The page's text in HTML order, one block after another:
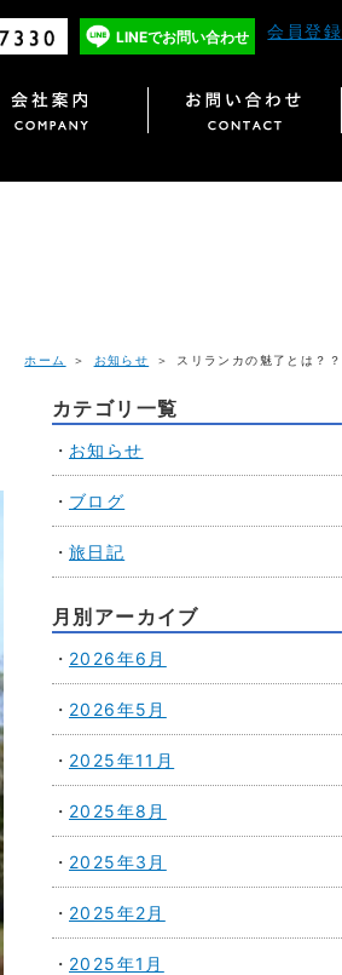
LINEでお問い合わせ 会員登録
ホーム ＞ お知らせ ＞ スリランカの魅了とは？？
カテゴリ一覧
お知らせ
ブログ
旅日記
月別アーカイブ
2026年6月
2026年5月
2025年11月
2025年8月
2025年3月
2025年2月
2025年1月